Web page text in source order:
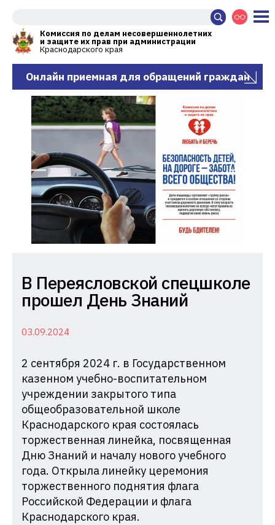
Комиссия по делам несовершеннолетних
и защите их прав при администрации
Краснодарского края
Онлайн приемная для обращений граждан
Комиссия
по
делам
несовершеннолетних
защите
их
прав
при
Администрации
Краснодарского
края
В Переясловской спецшколе
прошел День Знаний
03.09.2024
2 сентября 2024 г. в Государственном
казенном учебно-воспитательном
учреждении закрытого типа
общеобразовательной школе
Краснодарского края состоялась
торжественная линейка, посвященная
Дню Знаний и началу нового учебного
года. Открыла линейку церемония
торжественного поднятия флага
Российской Федерации и флага
Краснодарского края.